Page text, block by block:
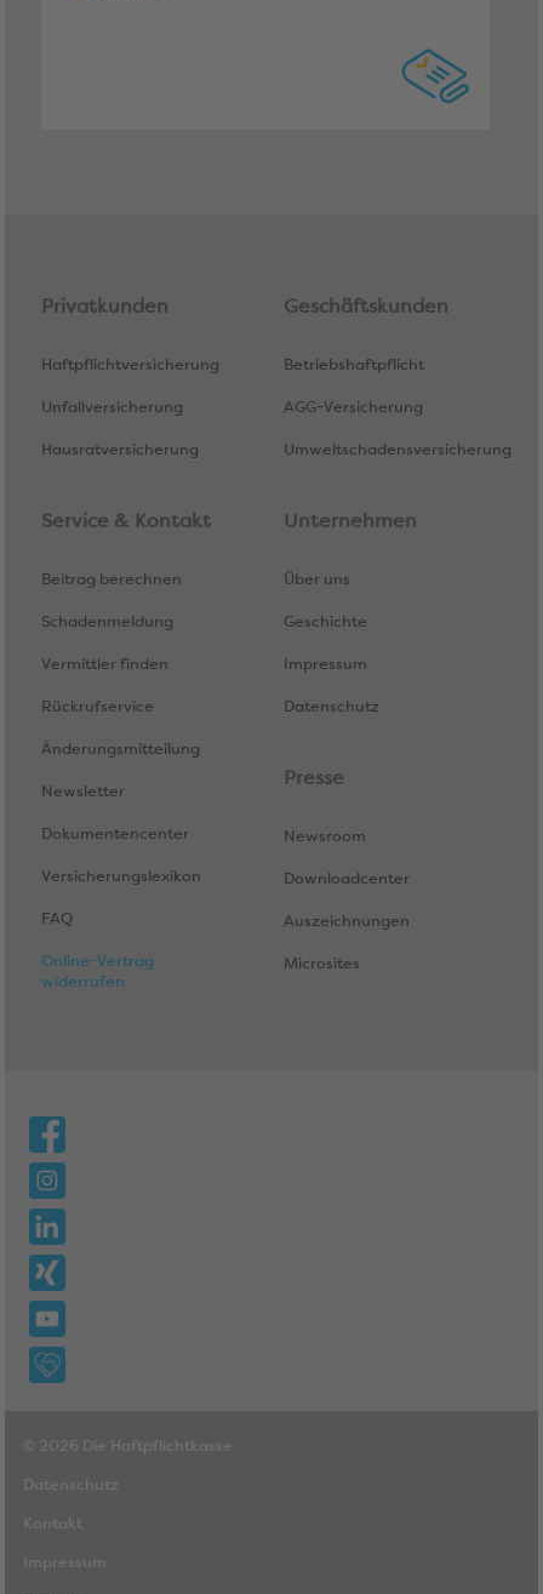
Privatkunden
Haftpflichtversicherung
Unfallversicherung
Hausratversicherung
Geschäftskunden
Betriebshaftpflicht
AGG-Versicherung
Umweltschadensversicherung
Service & Kontakt
Beitrag berechnen
Schadenmeldung
Vermittler finden
Rückrufservice
Änderungsmitteilung
Newsletter
Dokumentencenter
Versicherungslexikon
FAQ
Online-Vertrag
widerrufen
Unternehmen
Über uns
Geschichte
Impressum
Datenschutz
Presse
Newsroom
Downloadcenter
Auszeichnungen
Microsites
© 2026 Die Haftpflichtkasse
Datenschutz
Kontakt
Impressum